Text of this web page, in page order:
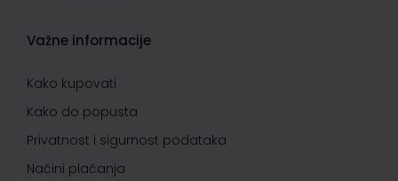
Važne informacije
Kako kupovati
Kako do popusta
Privatnost i sigurnost podataka
Načini plaćanja